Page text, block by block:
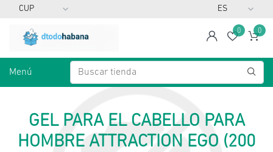
spanLista
0 0
Menú
GEL PARA EL CABELLO PARA
HOMBRE ATTRACTION EGO (200